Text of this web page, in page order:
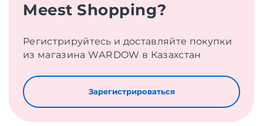
Meest Shopping?
Регистрируйтесь и доставляйте покупки
из магазина WАRDOW в Казахстан
Зарегистрироваться